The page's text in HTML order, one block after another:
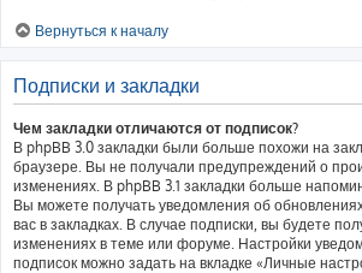
Вернуться к началу
Подписки и закладки
Чем закладки отличаются от подписок?
В phpBB 3.0 закладки были больше похожи на
браузере. Вы не получали предупреждений о
изменениях. В phpBB 3.1 закладки больше
Вы можете получать уведомления об
вас в закладках. В случае подписки, вы будете
изменениях в теме или форуме. Настройки
подписок можно задать на вкладке «Личные